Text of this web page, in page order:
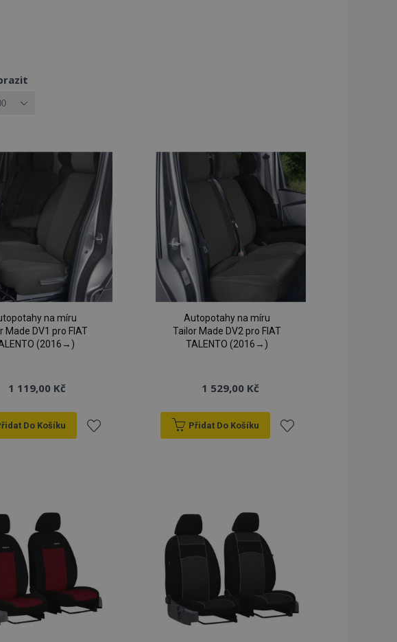
na míru
Made DV1 pro FIAT
(2016→)
1 119,00 Kč
Do Košíku
Autopotahy na míru
Tailor Made DV2 pro FIAT
TALENTO (2016→)
1 529,00 Kč
Přidat Do Košíku